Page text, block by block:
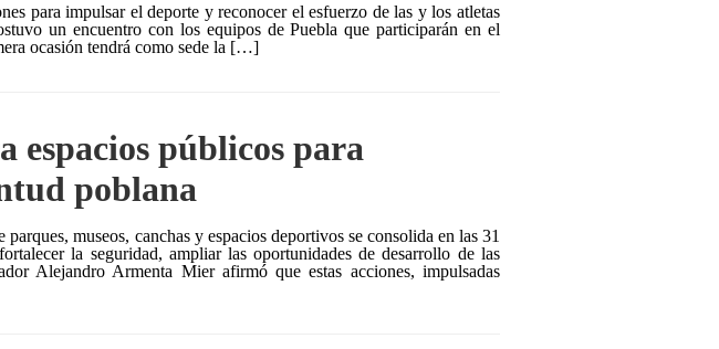
para impulsar el deporte y reconocer el esfuerzo de las y los atletas
un encuentro con los equipos de Puebla que participarán en el
ocasión tendrá como sede la […]
espacios públicos para
poblana
museos, canchas y espacios deportivos se consolida en las 31
la seguridad, ampliar las oportunidades de desarrollo de las
Alejandro Armenta Mier afirmó que estas acciones, impulsadas